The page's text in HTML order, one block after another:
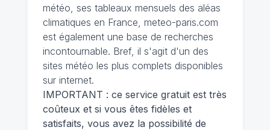
météo, ses tableaux mensuels des aléas
climatiques en France, meteo-paris.com
est également une base de recherches
incontournable. Bref, il s'agit d'un des
sites météo les plus complets disponibles
sur internet.
IMPORTANT : ce service gratuit est très
coûteux et si vous êtes fidèles et
satisfaits, vous avez la possibilité de